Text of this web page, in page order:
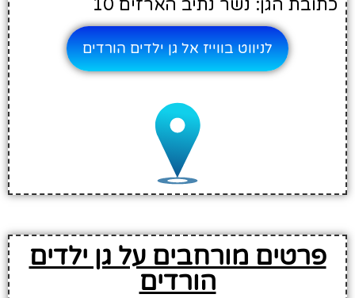
כתובת הגן: נשר נתיב הארזים 10
לניווט בווייז אל גן ילדים הורדים
פרטים מורחבים על גן ילדים
הורדים